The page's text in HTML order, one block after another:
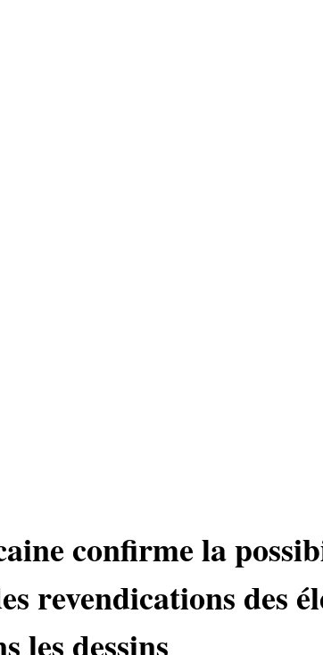
confirme la
revendications des
les dessins